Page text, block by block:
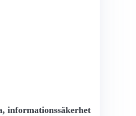
informationssäkerhet